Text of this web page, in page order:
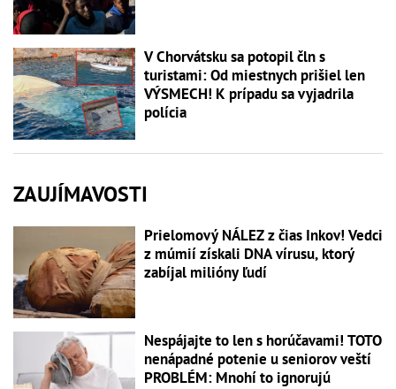
V Chorvátsku sa potopil čln s
turistami: Od miestnych prišiel len
VÝSMECH! K prípadu sa vyjadrila
polícia
ZAUJÍMAVOSTI
Prielomový NÁLEZ z čias Inkov! Vedci
z múmií získali DNA vírusu, ktorý
zabíjal milióny ľudí
Nespájajte to len s horúčavami! TOTO
nenápadné potenie u seniorov veští
PROBLÉM: Mnohí to ignorujú